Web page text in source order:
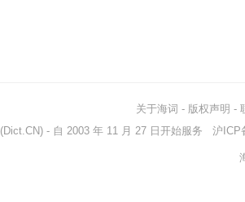
关于海词 - 版权声明 -
(Dict.CN) - 自 2003 年 11 月 27 日开始服务 沪ICP